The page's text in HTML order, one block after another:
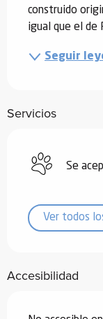
construido
igual que el de
Seguir
Servicios
Se
Ver todos
Accesibilidad